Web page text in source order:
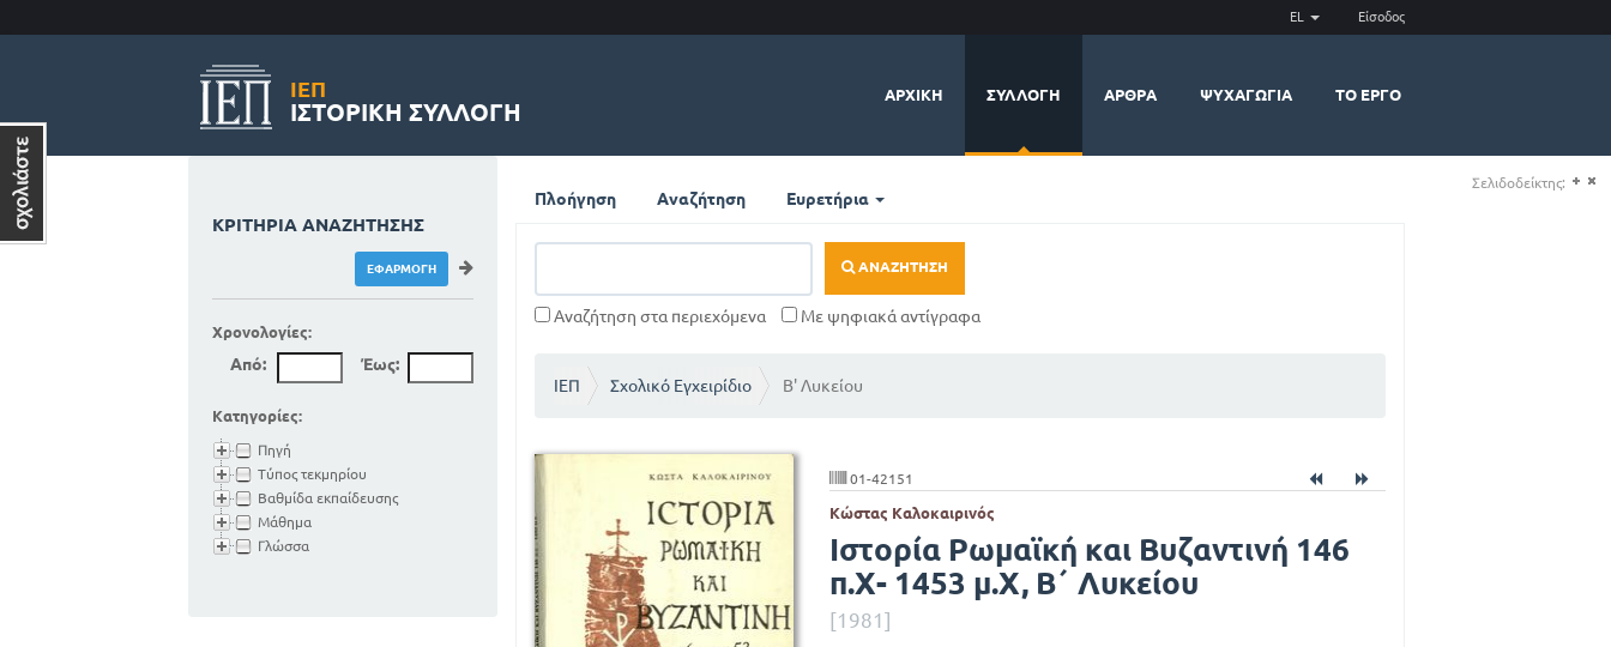
EL Είσοδος
ΙΕΠ
ΙΣΤΟΡΙΚΉ ΣΥΛΛΟΓΉ
ΑΡΧΙΚΉ ΣΥΛΛΟΓΉ ΆΡΘΡΑ ΨΥΧΑΓΩΓΊΑ ΤΟ ΈΡΓΟ
Πλοήγηση Αναζήτηση Ευρετήρια
ΑΝΑΖΉΤΗΣΗ
Αναζήτηση στα περιεχόμενα Με ψηφιακά αντίγραφα
ΙΕΠ Σχολικό Εγχειρίδιο Β' Λυκείου
01-42151
Κώστας Καλοκαιρινός
Ιστορία Ρωμαϊκή και Βυζαντινή 146
π.Χ- 1453 μ.Χ, Β΄ Λυκείου
[1981]
ΚΡΙΤΉΡΙΑ ΑΝΑΖΉΤΗΣΗΣ
Χρονολογίες:
Από: Έως:
Κατηγορίες:
Πηγή
Τύπος τεκμηρίου
Βαθμίδα εκπαίδευσης
Μάθημα
Γλώσσα
Σελιδοδείκτης: